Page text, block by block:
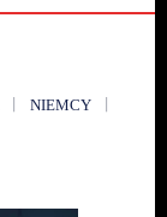
NIEMCY